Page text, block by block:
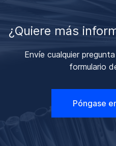
¿Quiere más
Envíe cualquier
formulario
Póngase